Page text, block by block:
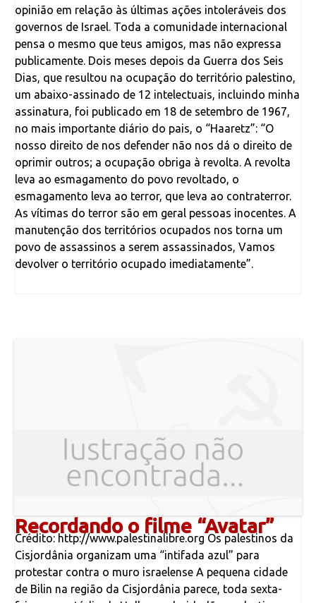
opinião em relação às últimas ações intoleráveis dos
governos de Israel. Toda a comunidade internacional
pensa o mesmo que teus amigos, mas não expressa
publicamente. Dois meses depois da Guerra dos Seis
Dias, que resultou na ocupação do território palestino,
um abaixo-assinado de 12 intelectuais, incluindo minha
assinatura, foi publicado em 18 de setembro de 1967,
no mais importante diário do pais, o “Haaretz”: “O
nosso direito de nos defender não nos dá o direito de
oprimir outros; a ocupação obriga à revolta. A revolta
leva ao esmagamento do povo revoltado, o
esmagamento leva ao terror, que leva ao contraterror.
As vítimas do terror são em geral pessoas inocentes. A
manutenção dos territórios ocupados nos torna um
povo de assassinos a serem assassinados, Vamos
devolver o território ocupado imediatamente”.
Recordando o filme “Avatar”
Crédito: http://www.palestinalibre.org Os palestinos da
Cisjordânia organizam uma “intifada azul” para
protestar contra o muro israelense A pequena cidade
de Bilin na região da Cisjordânia parece, toda sexta-